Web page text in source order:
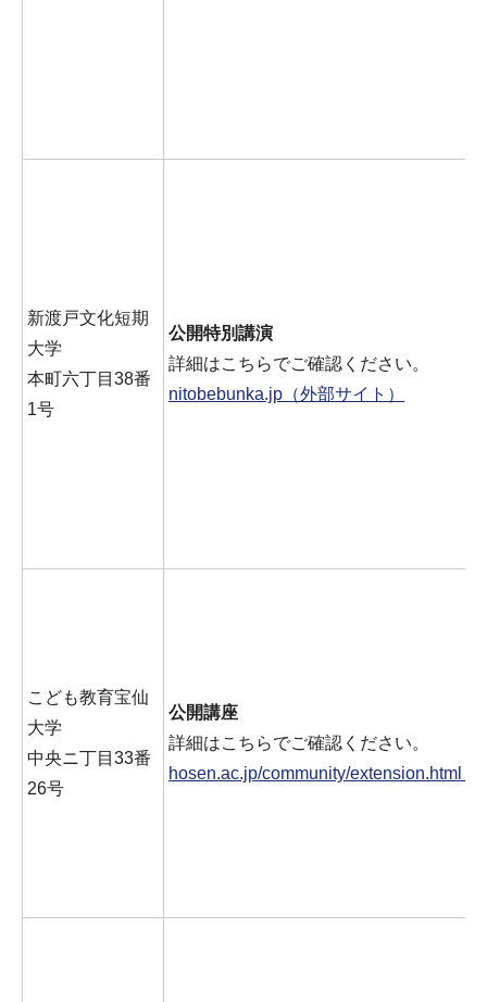
新渡戸文化短期
大学
本町六丁目38番
1号
公開特別講演
詳細はこちらでご確認ください。
nitobebunka.jp（外部サイト）
こども教育宝仙
大学
中央ニ丁目33番
26号
公開講座
詳細はこちらでご確認ください。
hosen.ac.jp/community/extension.html（